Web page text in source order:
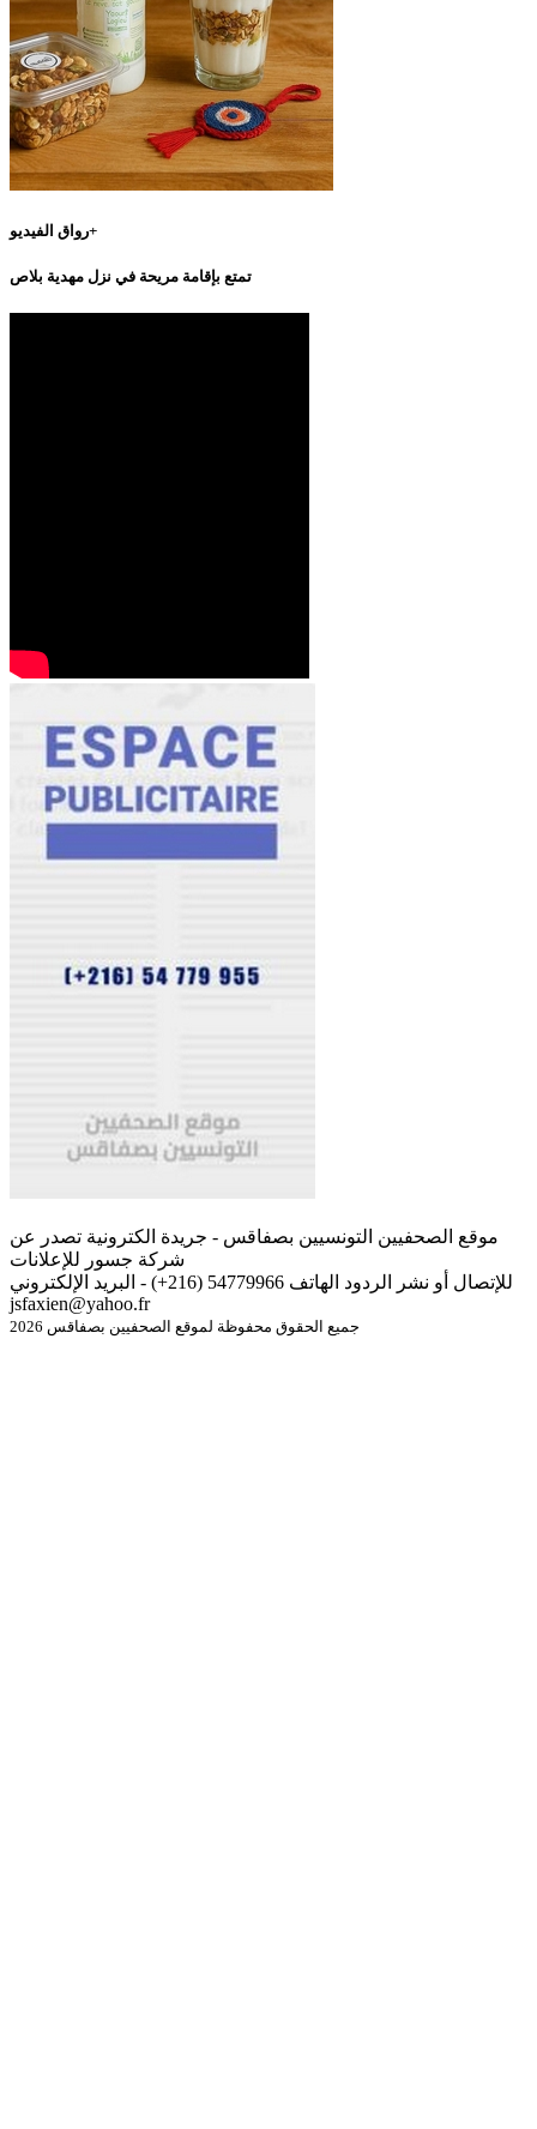
رواق الفيديو+
تمتع بإقامة مريحة في نزل مهدية بلاص
موقع الصحفيين التونسيين بصفاقس - جريدة الكترونية تصدر عن
شركة جسور للإعلانات
للإتصال أو نشر الردود الهاتف 54779966 (216+) - البريد الإلكتروني
jsfaxien@yahoo.fr
جميع الحقوق محفوظة لموقع الصحفيين بصفاقس 2026